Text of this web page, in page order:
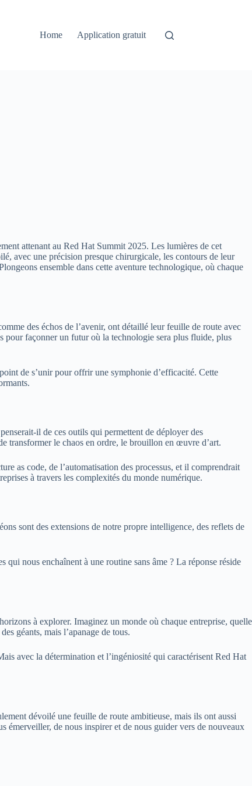
Home Application gratuit
attenant au Red Hat Summit 2025. Les lumières de cet
avec une précision presque chirurgicale, les contours de leur
ensemble dans cette aventure technologique, où chaque
des échos de l’avenir, ont détaillé leur feuille de route avec
pour façonner un futur où la technologie sera plus fluide, plus
de s’unir pour offrir une symphonie d’efficacité. Cette
il de ces outils qui permettent de déployer des
transformer le chaos en ordre, le brouillon en œuvre d’art.
as code, de l’automatisation des processus, et il comprendrait
à travers les complexités du monde numérique.
sont des extensions de notre propre intelligence, des reflets de
nous enchaînent à une routine sans âme ? La réponse réside
à explorer. Imaginez un monde où chaque entreprise, quelle
géants, mais l’apanage de tous.
avec la détermination et l’ingéniosité qui caractérisent Red Hat
dévoilé une feuille de route ambitieuse, mais ils ont aussi
émerveiller, de nous inspirer et de nous guider vers de nouveaux